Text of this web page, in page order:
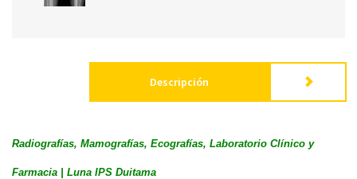
Descripción
Radiografías, Mamografías, Ecografías, Laboratorio Clínico y
Farmacia | Luna IPS Duitama